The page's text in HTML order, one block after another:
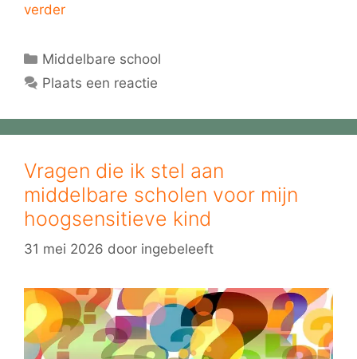
verder
Categorieën
Middelbare school
Plaats een reactie
Vragen die ik stel aan
middelbare scholen voor mijn
hoogsensitieve kind
31 mei 2026 door ingebeleeft